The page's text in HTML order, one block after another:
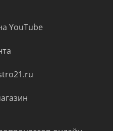
YouTube